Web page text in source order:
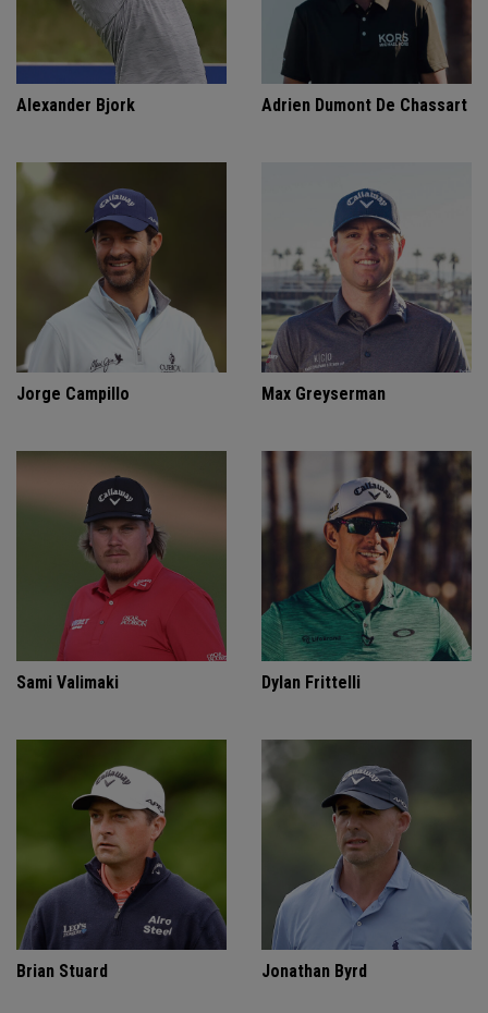
Alexander Bjork Adrien Dumont De Chassart
Jorge Campillo Max Greyserman
Sami Valimaki Dylan Frittelli
Brian Stuard Jonathan Byrd